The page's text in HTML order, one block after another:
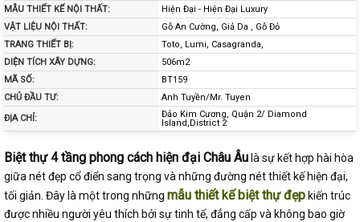
MẪU THIẾT KẾ NỘI THẤT:
Hiện Đại - Hiện Đại Luxury
VẬT LIỆU NỘI THẤT:
Gỗ An Cường, Giả Da , Gỗ Đỏ
TRANG THIẾT BỊ:
Toto, Lumi, Casagranda,
DIỆN TÍCH XÂY DỰNG:
506m2
MÃ SỐ:
BT159
CHỦ ĐẦU TƯ:
Anh Tuyền/Mr. Tuyen
ĐỊA CHỈ:
Đảo Kim Cương, Quận 2/ Diamond
Island,District 2
Biệt thự 4 tầng phong cách hiện đại Châu Âu là sự kết hợp hài hòa
giữa nét đẹp cổ điển sang trọng và những đường nét thiết kế hiện đại,
tối giản. Đây là một trong những mẫu thiết kế biệt thự đẹp kiến trúc
được nhiều người yêu thích bởi sự tinh tế, đẳng cấp và không bao giờ